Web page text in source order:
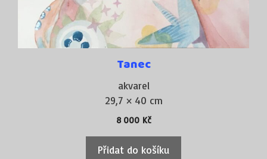
Tanec
akvarel
29,7 × 40 cm
8 000 Kč
Přidat do košíku